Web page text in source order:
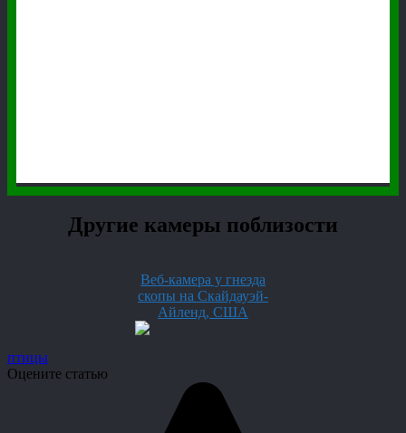
Другие камеры поблизости
Веб-камера у гнезда
скопы на Скайдауэй-
Айленд, США
птицы
Оцените статью